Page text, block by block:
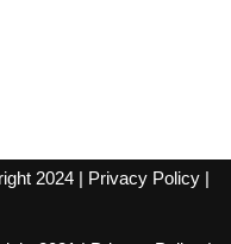
2024 | Privacy Policy |